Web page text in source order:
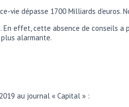
vie dépasse 1700 Milliards
effet, cette absence de conseils
alarmante.
au journal « Capital » :